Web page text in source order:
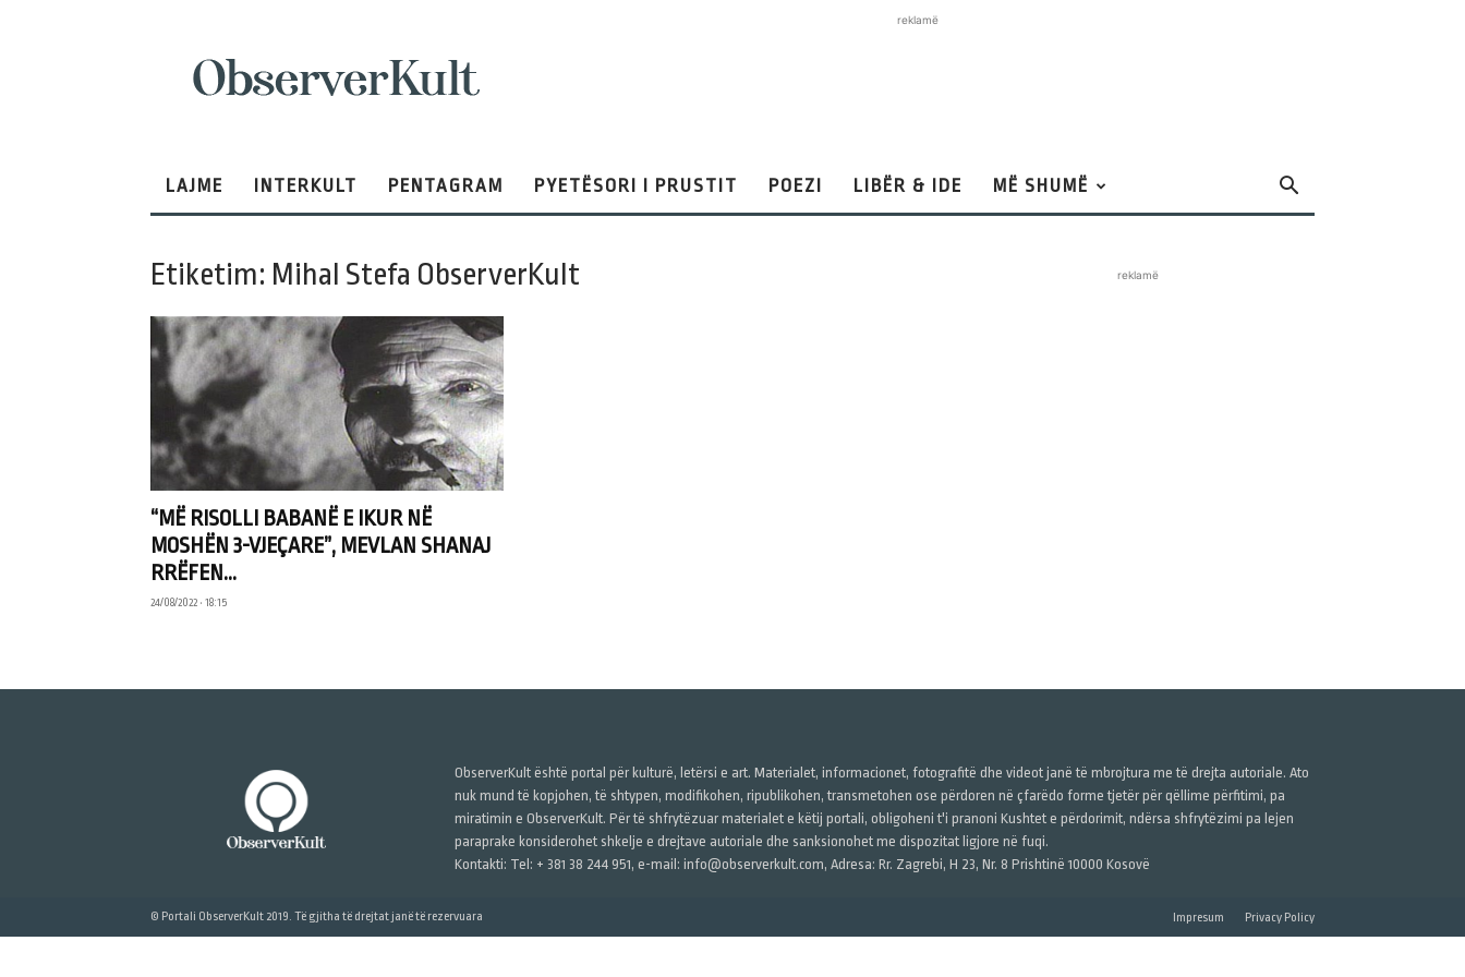
reklamë
LAJME INTERKULT PENTAGRAM PYETËSORI I PRUSTIT POEZI LIBËR & IDE MË SHUMË
Etiketim: Mihal Stefa ObserverKult
“MË RISOLLI BABANË E IKUR NË
MOSHËN 3-VJEÇARE”, MEVLAN SHANAJ
RRËFEN...
24/08/2022 • 18:15
reklamë
ObserverKult është portal për kulturë, letërsi e art. Materialet, informacionet, fotografitë dhe videot janë të mbrojtura me të drejta autoriale. Ato
nuk mund të kopjohen, të shtypen, modifikohen, ripublikohen, transmetohen ose përdoren në çfarëdo forme tjetër për qëllime përfitimi, pa
miratimin e ObserverKult. Për të shfrytëzuar materialet e këtij portali, obligoheni t'i pranoni Kushtet e përdorimit, ndërsa shfrytëzimi pa lejen
paraprake konsiderohet shkelje e drejtave autoriale dhe sanksionohet me dispozitat ligjore në fuqi.
Kontakti: Tel: + 381 38 244 951, e-mail: info@observerkult.com, Adresa: Rr. Zagrebi, H 23, Nr. 8 Prishtinë 10000 Kosovë
Impresum Privacy Policy
© Portali ObserverKult 2019. Të gjitha të drejtat janë të rezervuara